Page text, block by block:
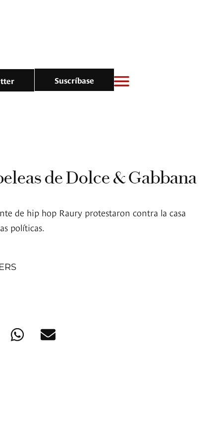
Suscríbase
de Dolce & Gabbana
de hip hop Raury protestaron contra la casa
políticas.